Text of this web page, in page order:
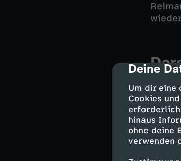
cmp-
Deine
Um dir eine
Cookies
erforderlich
hinaus
ohne deine
verwenden